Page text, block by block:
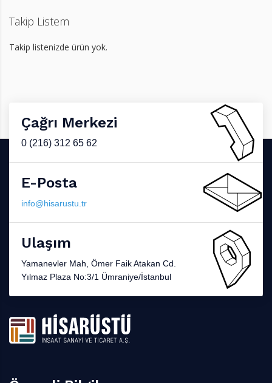
Takip Listem
Takip listenizde ürün yok.
Çağrı Merkezi
0 (216) 312 65 62
E-Posta
info@hisarustu.tr
Ulaşım
Yamanevler Mah, Ömer Faik Atakan Cd.
Yılmaz Plaza No:3/1 Ümraniye/İstanbul